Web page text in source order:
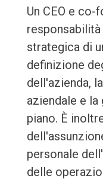
Un CEO e co-
strategica di
definizione
dell'azienda,
aziendale e
piano. È
personale
delle